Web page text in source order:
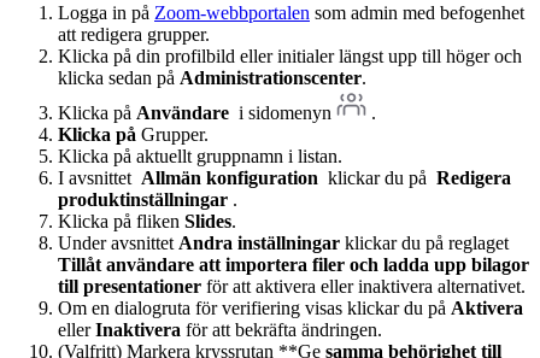
Logga in på Zoom-webbportalen som admin med befogenhet
att redigera grupper.
Klicka på din profilbild eller initialer längst upp till höger och
klicka sedan på Administrationscenter.
Klicka på Användare i sidomenyn
.
Klicka på Grupper.
Klicka på aktuellt gruppnamn i listan.
I avsnittet Allmän konfiguration klickar du på Redigera
produktinställningar .
Klicka på fliken Slides.
Under avsnittet Andra inställningar klickar du på reglaget
Tillåt användare att importera filer och ladda upp bilagor
till presentationer för att aktivera eller inaktivera alternativet.
Om en dialogruta för verifiering visas klickar du på Aktivera
ellerInaktivera för att bekräfta ändringen.
(Valfritt) Markera kryssrutan **Ge samma behörighet till